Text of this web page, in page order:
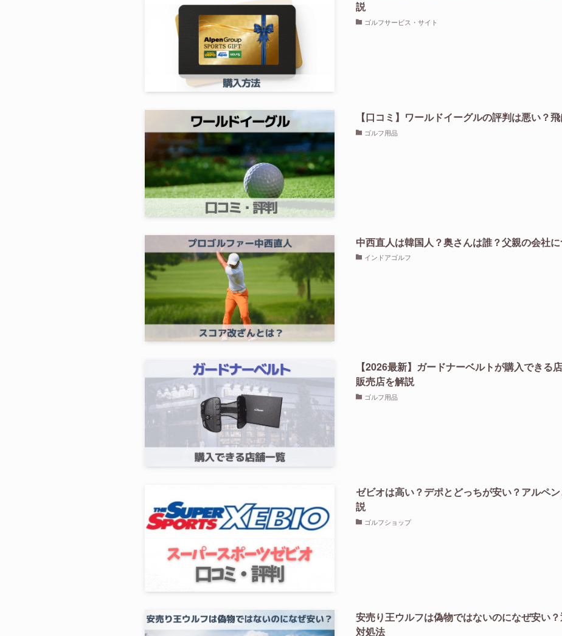
説
ゴルフサービス・サイト
【口コミ】ワールドイーグルの評判は悪い？
ゴルフ用品
中西直人は韓国人？奥さんは誰？父親の会社
インドアゴルフ
【2026最新】ガードナーベルトが購入できる
販売店を解説
ゴルフ用品
ゼビオは高い？デポとどっちが安い？アルペ
説
ゴルフショップ
安売り王ウルフは偽物ではないのになぜ安い
対処法